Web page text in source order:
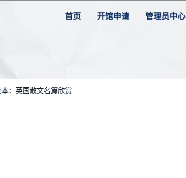
首页 开馆申请 管理员中心
：英国散文名篇欣赏